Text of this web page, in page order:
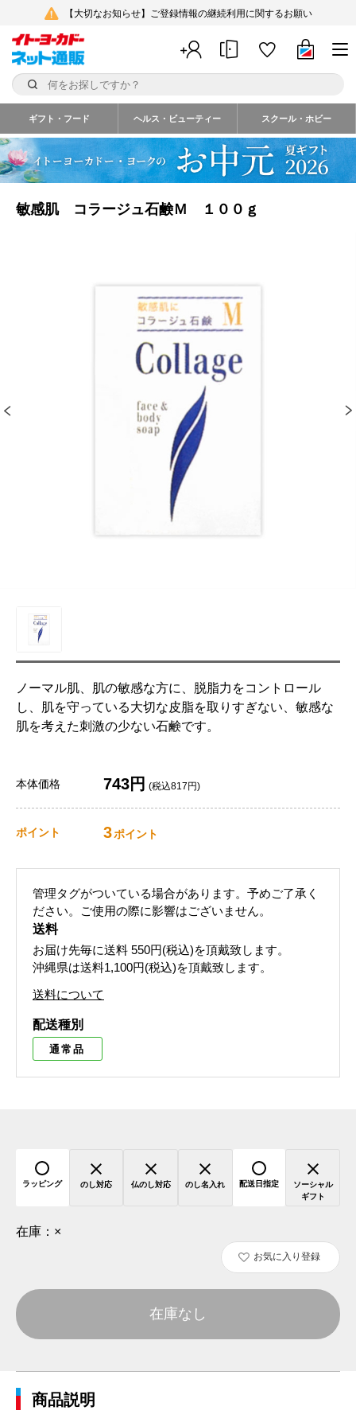
【大切なお知らせ】ご登録情報の継続利用に関するお願い
ギフト・フード ヘルス・ビューティー スクール・ホビー
敏感肌 コラージュ石鹸Ｍ １００ｇ
ノーマル肌、肌の敏感な方に、脱脂力をコントロール
し、肌を守っている大切な皮脂を取りすぎない、敏感な
肌を考えた刺激の少ない石鹸です。
本体価格 743円 (税込817円)
ポイント 3ポイント
管理タグがついている場合があります。予めご了承く
ださい。ご使用の際に影響はございません。
送料
お届け先毎に送料 550円(税込)を頂戴致します。
沖縄県は送料1,100円(税込)を頂戴致します。
送料について
配送種別
通常品
ラッピング のし対応 仏のし対応 のし名入れ 配送日指定
ソーシャル
ギフト
在庫： ×
お気に入り登録
在庫なし
商品説明